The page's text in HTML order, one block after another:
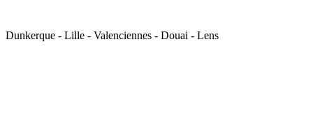
Dunkerque - Lille - Valenciennes - Douai - Lens